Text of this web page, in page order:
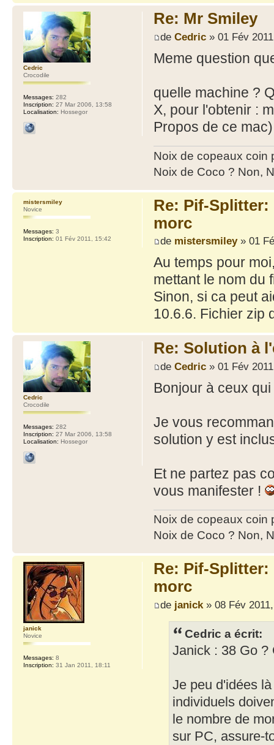
Re: Mr Smiley
de Cedric» 01 Fév
Meme question
quelle machine ?
X, pour l'obtenir :
Propos de ce
Noix de copeaux coin
Noix de Coco ? Non,
Cedric
Crocodile
Messages: 282
Inscription: 27 Mar 2006, 13:58
Localisation: Hossegor
Re: Pif-
morc
de mistersmiley» 01
Au temps pour
mettant le nom du
Sinon, si ca peut
10.6.6. Fichier zip
mistersmiley
Novice
Messages: 3
Inscription: 01 Fév 2011, 15:42
Re: Solution à
de Cedric» 01 Fév
Bonjour à ceux
Je vous
solution y est
Et ne partez pas
vous manifester !
Noix de copeaux coin
Noix de Coco ? Non,
Cedric
Crocodile
Messages: 282
Inscription: 27 Mar 2006, 13:58
Localisation: Hossegor
Re: Pif-
morc
de janick» 08 Fév
Cedric a écrit:
Janick : 38 Go ?
Je peu d'idées
individuels
le nombre de
sur PC, assure-
janick
Novice
Messages: 8
Inscription: 31 Jan 2011, 18:11